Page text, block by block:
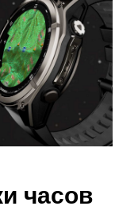
часов